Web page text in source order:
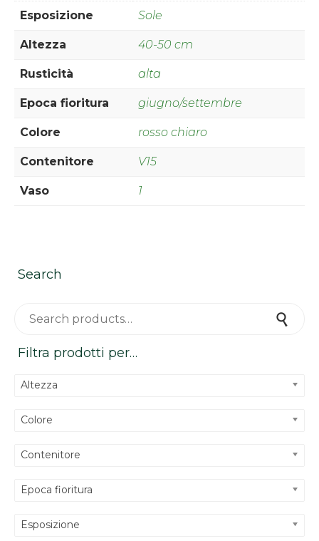
Esposizione Sole
Altezza 40-50 cm
Rusticità alta
Epoca fioritura giugno/settembre
Colore rosso chiaro
Contenitore V15
Vaso 1
Search
Filtra prodotti per…
Altezza
Colore
Contenitore
Epoca fioritura
Esposizione